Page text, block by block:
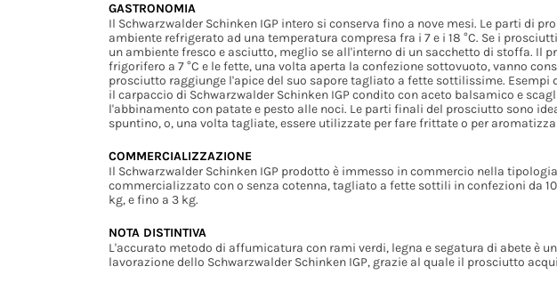
GASTRONOMIA
Il Schwarzwalder Schinken IGP intero si conserva fino a nove mesi. Le parti di
ambiente refrigerato ad una temperatura compresa fra i 7 e i 18 °C. Se i
un ambiente fresco e asciutto, meglio se all'interno di un sacchetto di stoffa. Il
frigorifero a 7 °C e le fette, una volta aperta la confezione sottovuoto, vanno
prosciutto raggiunge l'apice del suo sapore tagliato a fette sottilissime.
il carpaccio di Schwarzwalder Schinken IGP condito con aceto balsamico e
l'abbinamento con patate e pesto alle noci. Le parti finali del prosciutto sono
spuntino, o, una volta tagliate, essere utilizzate per fare frittate o per
COMMERCIALIZZAZIONE
Il Schwarzwalder Schinken IGP prodotto è immesso in commercio nella
commercializzato con o senza cotenna, tagliato a fette sottili in confezioni da 10
kg, e fino a 3 kg.
NOTA DISTINTIVA
L'accurato metodo di affumicatura con rami verdi, legna e segatura di abete è
lavorazione dello Schwarzwalder Schinken IGP, grazie al quale il prosciutto